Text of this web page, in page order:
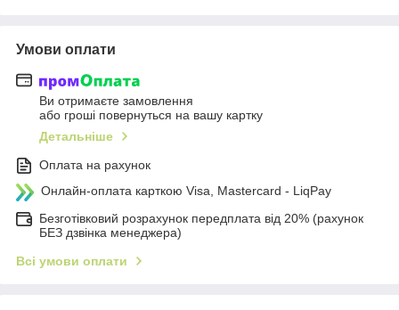
Умови оплати
Ви отримаєте замовлення
або гроші повернуться на вашу картку
Детальніше
Оплата на рахунок
Онлайн-оплата карткою Visa, Mastercard - LiqPay
Безготівковий розрахунок передплата від 20% (рахунок
БЕЗ дзвінка менеджера)
Всі умови оплати